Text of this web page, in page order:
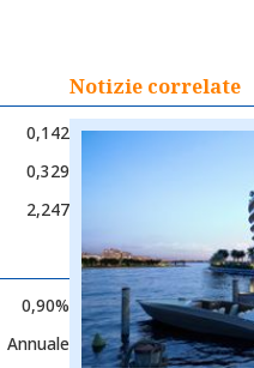
0,142
0,329
2,247
0,90%
Annuale
Notizie correlate